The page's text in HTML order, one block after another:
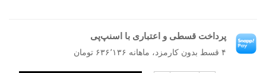
پرداخت قسطی و اعتباری با اسنپ‌پی
۴ قسط بدون کارمزد، ماهانه ۶۳۶٬۱۳۶ تومان